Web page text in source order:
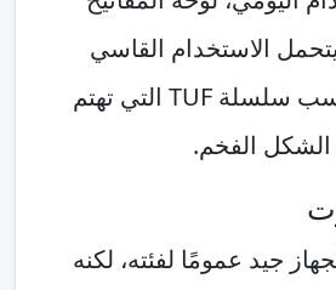
الاستخدام القاسي
نسبيًا، وهو ما يناسب سلسلة TUF التي تهتم
الشكل الفخم.
جيد عمومًا لفئته، لكنه